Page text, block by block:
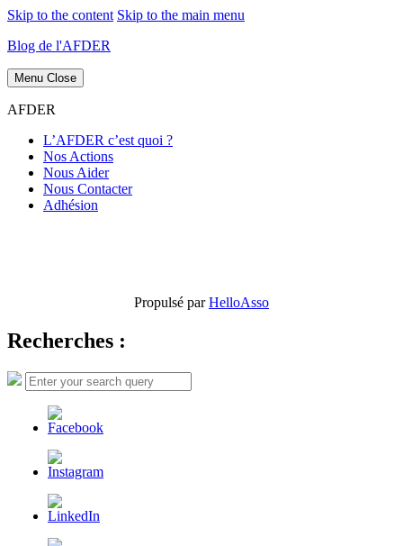
Skip to the content Skip to the main menu
Blog de l'AFDER
Menu Close
AFDER
L’AFDER c’est quoi ?
Nos Actions
Nous Aider
Nous Contacter
Adhésion
Propulsé parHelloAsso
Recherches :
Search
for:
Search